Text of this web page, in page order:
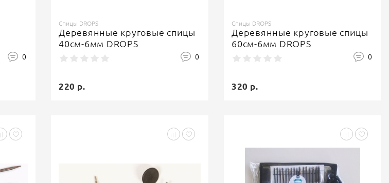
0
Спицы DROPS
Деревянные круговые спицы
40см-6мм DROPS
0
220 р.
Спицы DROPS
Деревянные круговые спицы
60см-6мм DROPS
0
320 р.